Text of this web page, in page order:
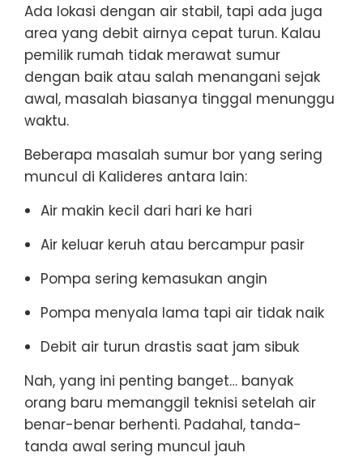
Ada lokasi dengan air stabil, tapi ada juga
area yang debit airnya cepat turun. Kalau
pemilik rumah tidak merawat sumur
dengan baik atau salah menangani sejak
awal, masalah biasanya tinggal menunggu
waktu.
Beberapa masalah sumur bor yang sering
muncul di Kalideres antara lain:
Air makin kecil dari hari ke hari
Air keluar keruh atau bercampur pasir
Pompa sering kemasukan angin
Pompa menyala lama tapi air tidak naik
Debit air turun drastis saat jam sibuk
Nah, yang ini penting banget… banyak
orang baru memanggil teknisi setelah air
benar-benar berhenti. Padahal, tanda-
tanda awal sering muncul jauh